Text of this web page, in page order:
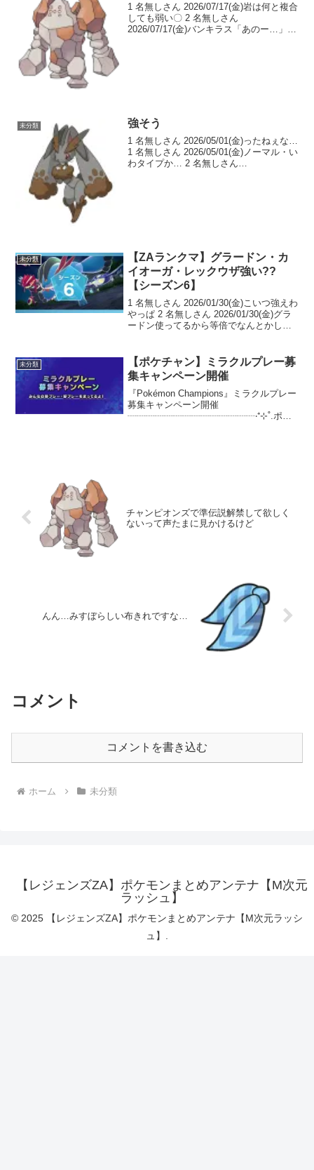
1 名無しさん 2026/07/17(金)岩は何と複合
しても弱い〇 2 名無しさん
2026/07/17(金)バンキラス「あのー…」 4
未分類 強そう
1 名無しさん 2026/05/01(金)ったねぇな…
1 名無しさん 2026/05/01(金)ノーマル・い
わタイプか… 2 名無しさん
未分類
【ZAランクマ】グラードン・カ
イオーガ・レックウザ強い??
【シーズン6】
1 名無しさん 2026/01/30(金)こいつ強えわ
やっぱ 2 名無しさん 2026/01/30(金)グラ
ードン使ってるから等倍でなんとかして
2026/01/30(金)DL...
未分類
【ポケチャン】ミラクルプレー募
集キャンペーン開催
『Pokémon Champions』ミラクルプレー
募集キャンペーン開催
┈┈┈┈┈┈┈┈┈┈┈┈┈┈‧⁺⊹˚.ポケ
チャンピオンズで準伝説解禁して欲しく
ないって声たまに見かけるけど
んん…みすぼらしい布きれですな…
コメント
コメントを書き込む
ホーム 未分類
【レジェンズZA】ポケモンまとめアンテナ【M次元
ラッシュ】
© 2025 【レジェンズZA】ポケモンまとめアンテナ【M次元ラッシ
ュ】.